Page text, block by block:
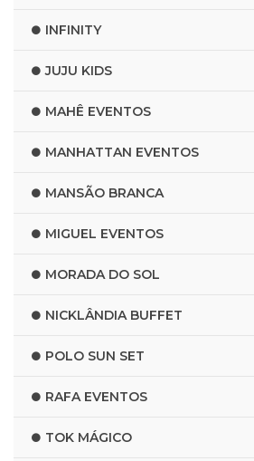
INFINITY
JUJU KIDS
MAHÊ EVENTOS
MANHATTAN EVENTOS
MANSÃO BRANCA
MIGUEL EVENTOS
MORADA DO SOL
NICKLÂNDIA BUFFET
POLO SUN SET
RAFA EVENTOS
TOK MÁGICO